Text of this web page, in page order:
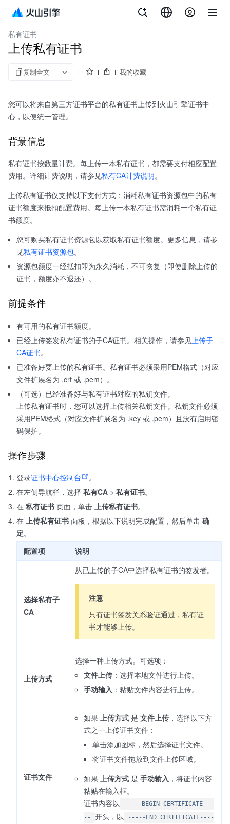
证书中心
私有证书
上传私有证书
复制全文 我的收藏
您可以将来自第三方证书平台的私有证书上传到火山引擎证书中
心，以便统一管理。
背景信息
私有证书按数量计费。每上传一本私有证书，都需要支付相应配置
费用。详细计费说明，请参见私有CA计费说明。
上传私有证书仅支持以下支付方式：消耗私有证书资源包中的私有
证书额度来抵扣配置费用。每上传一本私有证书需消耗一个私有证
书额度。
您可购买私有证书资源包以获取私有证书额度。更多信息，请参
见私有证书资源包。
资源包额度一经抵扣即为永久消耗，不可恢复（即使删除上传的
证书，额度亦不退还）。
前提条件
有可用的私有证书额度。
已经上传签发私有证书的子CA证书。相关操作，请参见 上传子
CA证书。
已准备好要上传的私有证书。私有证书必须采用PEM格式（对应
文件扩展名为 .crt 或 .pem）。
（可选）已经准备好与私有证书对应的私钥文件。
上传私有证书时，您可以选择上传相关私钥文件。私钥文件必须
采用PEM格式（对应文件扩展名为 .key 或 .pem）且没有启用密
码保护。
操作步骤
登录证书中心控制台
。
在左侧导航栏，选择 私有CA > 私有证书。
在 私有证书 页面，单击 上传私有证书。
在 上传私有证书 面板，根据以下说明完成配置，然后单击 确
定。
配置项
说明
选择私有子
CA
从已上传的子CA中选择私有证书的签发者。
注意
只有证书签发关系验证通过，私有证
书才能够上传。
上传方式
选择一种上传方式。可选项：
文件上传：选择本地文件进行上传。
手动输入 ：粘贴文件内容进行上传。
证书文件
如果 上传方式是 文件上传，选择以下方
式之一上传证书文件：
单击添加图标，然后选择证书文件。
将证书文件拖放到文件上传区域。
如果 上传方式是 手动输入 ，将证书内容
粘贴在输入框。
证书内容以
-----BEGIN CERTIFICATE---
--
开头，以
-----END CERTIFICATE----